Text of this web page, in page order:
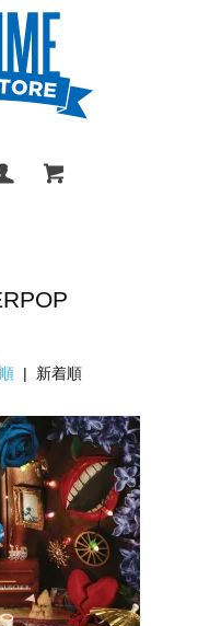
| 新着順